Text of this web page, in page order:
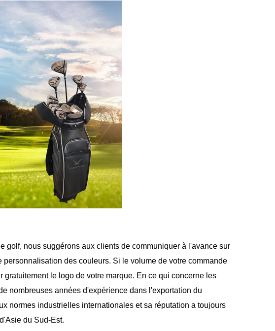
golf, nous suggérons aux clients de communiquer à l'avance sur
des couleurs. Si le volume de votre commande
le logo de votre marque. En ce qui concerne les
nombreuses années d'expérience dans l'exportation du
normes industrielles internationales et sa réputation a toujours
du Sud-Est.